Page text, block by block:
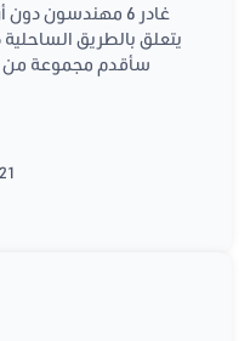
غادر 6 مهندسون
يتعلق بالطريق
سأقدم مجموعة من